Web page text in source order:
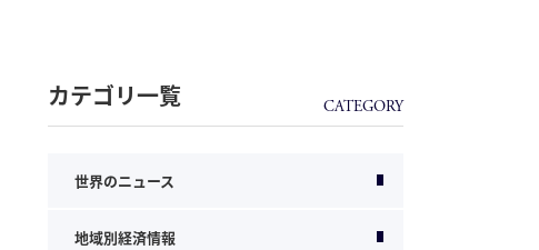
カテゴリ一覧
世界のニュース
地域別経済情報